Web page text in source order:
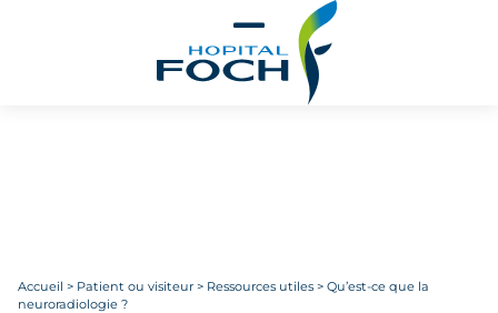
Accueil > Patient ou visiteur > Ressources utiles > Qu’est-ce que la
neuroradiologie ?